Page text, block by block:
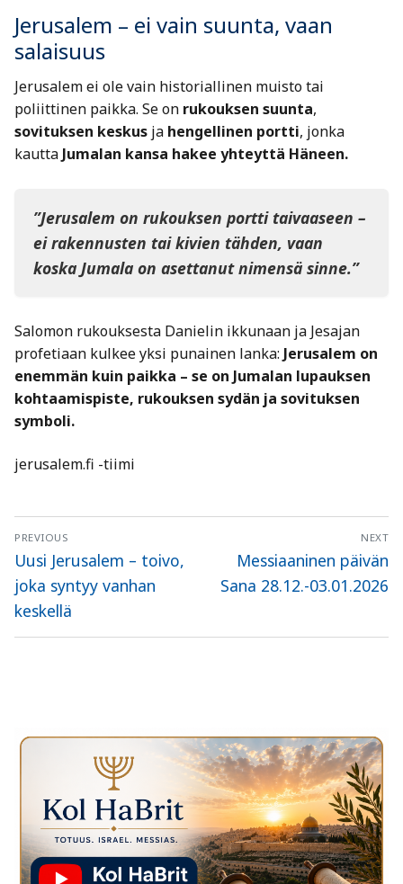
Jerusalem – ei vain suunta, vaan
salaisuus
Jerusalem ei ole vain historiallinen muisto tai
poliittinen paikka. Se on rukouksen suunta,
sovituksen keskus ja hengellinen portti, jonka
kautta Jumalan kansa hakee yhteyttä Häneen.
”Jerusalem on rukouksen portti taivaaseen –
ei rakennusten tai kivien tähden, vaan
koska Jumala on asettanut nimensä sinne.”
Salomon rukouksesta Danielin ikkunaan ja Jesajan
profetiaan kulkee yksi punainen lanka: Jerusalem on
enemmän kuin paikka – se on Jumalan lupauksen
kohtaamispiste, rukouksen sydän ja sovituksen
symboli.
jerusalem.fi -tiimi
Artikkelien
selaus
PREVIOUS
Previous
post:
Uusi Jerusalem – toivo,
joka syntyy vanhan
keskellä
NEXT
Next
post:
Messiaaninen päivän
Sana 28.12.-03.01.2026